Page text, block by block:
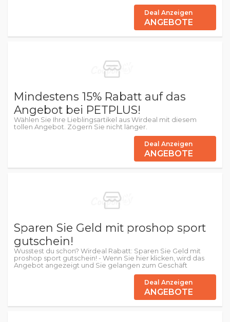
Deal Anzeigen
ANGEBOTE
Mindestens 15% Rabatt auf das
Angebot bei PETPLUS!
Wählen Sie Ihre Lieblingsartikel aus Wirdeal mit diesem
tollen Angebot. Zögern Sie nicht länger.
Deal Anzeigen
ANGEBOTE
Sparen Sie Geld mit proshop sport
gutschein!
Wusstest du schon? Wirdeal Rabatt: Sparen Sie Geld mit
proshop sport gutschein! - Wenn Sie hier klicken, wird das
Angebot angezeigt und Sie gelangen zum Geschäft
Deal Anzeigen
ANGEBOTE